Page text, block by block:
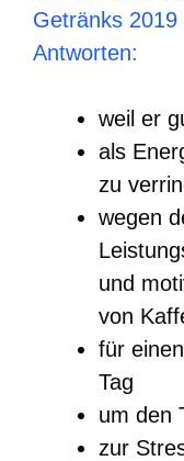
Getränks
Antworten:
weil er
als
zu
wegen
und
von
für
Tag
um den
zur